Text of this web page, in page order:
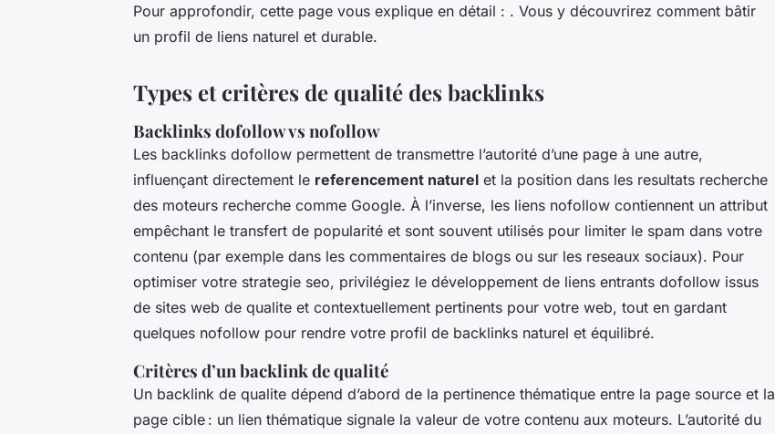
Pour approfondir, cette page vous explique en détail : . Vous y découvrirez comment bâtir
un profil de liens naturel et durable.
Types et critères de qualité des backlinks
Backlinks dofollow vs nofollow
Les backlinks dofollow permettent de transmettre l’autorité d’une page à une autre,
influençant directement le referencement naturel et la position dans les resultats recherche
des moteurs recherche comme Google. À l’inverse, les liens nofollow contiennent un attribut
empêchant le transfert de popularité et sont souvent utilisés pour limiter le spam dans votre
contenu (par exemple dans les commentaires de blogs ou sur les reseaux sociaux). Pour
optimiser votre strategie seo, privilégiez le développement de liens entrants dofollow issus
de sites web de qualite et contextuellement pertinents pour votre web, tout en gardant
quelques nofollow pour rendre votre profil de backlinks naturel et équilibré.
Critères d’un backlink de qualité
Un backlink de qualite dépend d’abord de la pertinence thématique entre la page source et la
page cible : un lien thématique signale la valeur de votre contenu aux moteurs. L’autorité du